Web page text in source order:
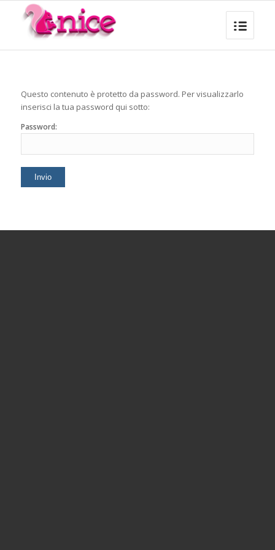
Questo contenuto è protetto da password. Per visualizzarlo
inserisci la tua password qui sotto:
Password: